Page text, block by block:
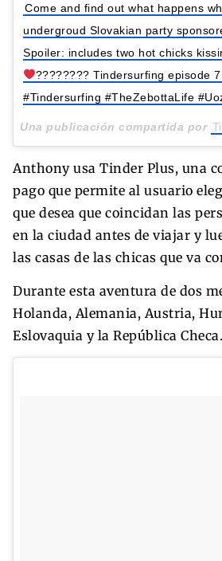
Come and find out what happens
undergroud Slovakian party
Spoiler: includes two hot chicks
‍????‍???? Tindersurfing episode
#Tindersurfing #TheZebottaLife
Una publicación compartida por
Anthony usa Tinder Plus, una
pago que permite al usuario
que desea que coincidan las
en la ciudad antes de viajar y
las casas de las chicas que va
Durante esta aventura de dos
Holanda, Alemania, Austria,
Eslovaquia y la República Checa.